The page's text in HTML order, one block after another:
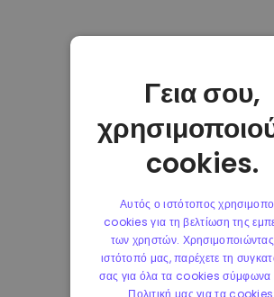
Γεια σου,
cookies.
Αυτός ο ιστότοπος
cookies για τη βελτίωση της
των χρηστών.
ιστότοπό μας, παρέχετε τη
σας για όλα τα cookies σύμφωνα
Πολιτική μας για τα cookies.